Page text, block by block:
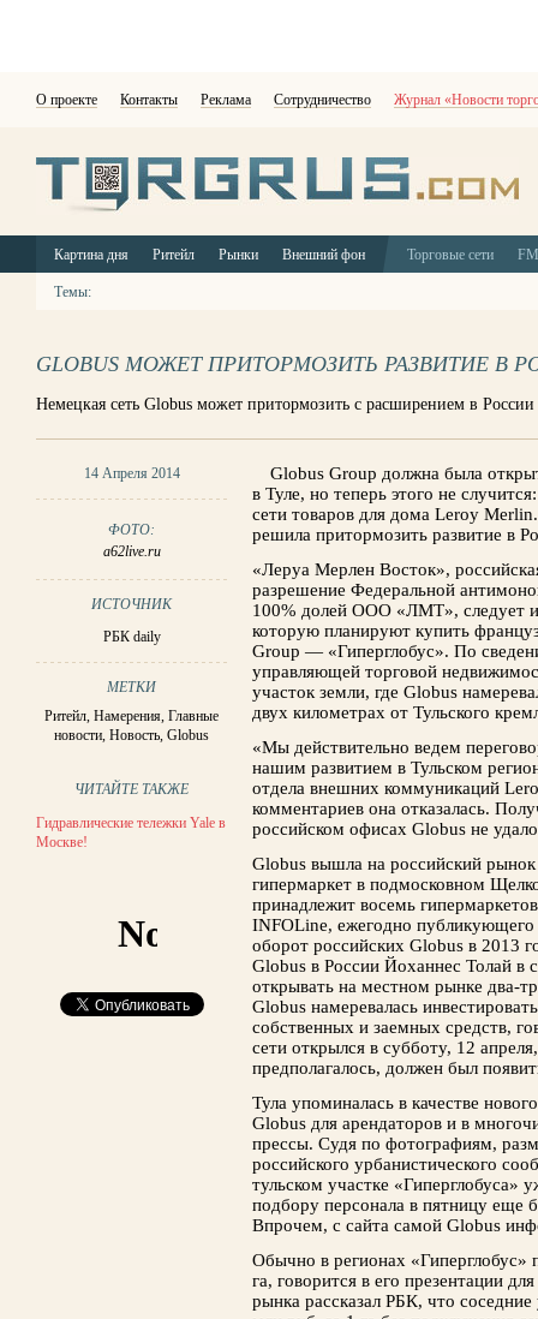
О проекте Контакты Реклама Сотрудничество Журнал «Новости
Картина дня Ритейл Рынки Внешний фон Торговые сети
Темы:
GLOBUS МОЖЕТ ПРИТОРМОЗИТЬ РАЗВИТИЕ В
Немецкая сеть Globus может притормозить с расширением в России
14 Апреля 2014
ФОТО:
a62live.ru
ИСТОЧНИК
РБК daily
МЕТКИ
Ритейл,Намерения,Главные
новости,Новость,Globus
ЧИТАЙТЕ ТАКЖЕ
Гидравлические тележки Yale в
Москве!
Globus Group должна была
в Туле, но теперь этого не
сети товаров для дома Leroy
решила притормозить развитие в
«Леруа Мерлен Восток»,
разрешение Федеральной
100% долей ООО «ЛМТ», следует
которую планируют купить
Group — «Гиперглобус». По
управляющей торговой
участок земли, где Globus
двух километрах от Тульского
«Мы действительно ведем
нашим развитием в Тульском
отдела внешних коммуникаций
комментариев она отказалась.
российском офисах Globus не
Globus вышла на российский
гипермаркет в подмосковном
принадлежит восемь
INFOLine, ежегодно
оборот российских Globus в 2013
Globus в России Йоханнес Толай в
открывать на местном рынке два-
Globus намеревалась
собственных и заемных средств,
сети открылся в субботу, 12
предполагалось, должен был
Тула упоминалась в качестве
Globus для арендаторов и в
прессы. Судя по фотографиям,
российского урбанистического
тульском участке «Гиперглобуса»
подбору персонала в пятницу еще
Впрочем, с сайта самой Globus
Обычно в регионах
га, говорится в его презентации
рынка рассказал РБК, что